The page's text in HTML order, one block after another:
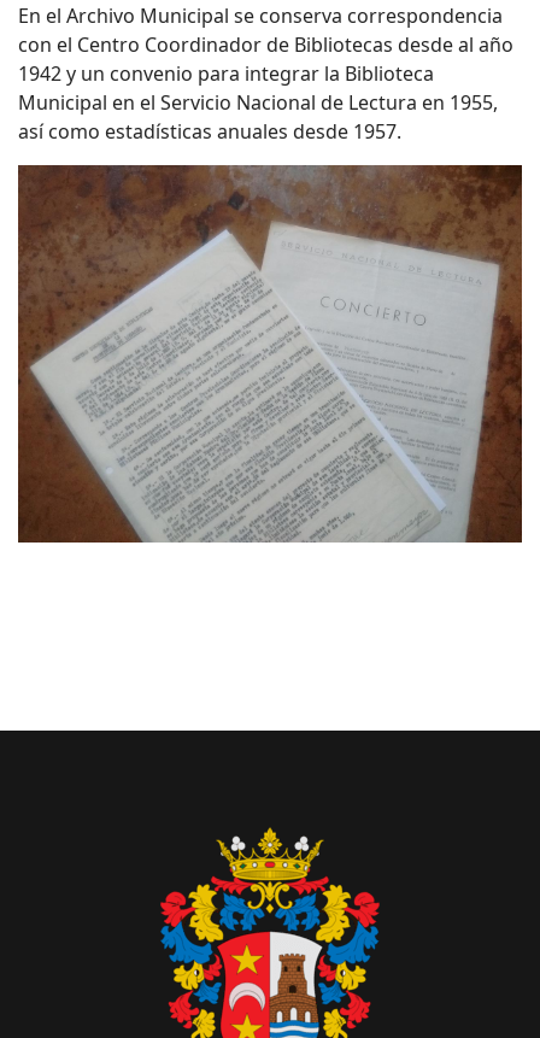
En el Archivo Municipal se conserva correspondencia
con el Centro Coordinador de Bibliotecas desde al año
1942 y un convenio para integrar la Biblioteca
Municipal en el Servicio Nacional de Lectura en 1955,
así como estadísticas anuales desde 1957.